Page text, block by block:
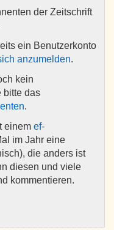
der Zeitschrift
ein Benutzerkonto
anzumelden.
kein
bitte das
.
einem ef-
im Jahr eine
die anders ist
diesen und viele
kommentieren.